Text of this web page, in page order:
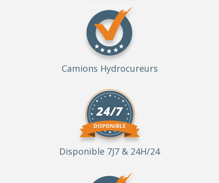
Camions Hydrocureurs
Disponible 7J7 & 24H/24